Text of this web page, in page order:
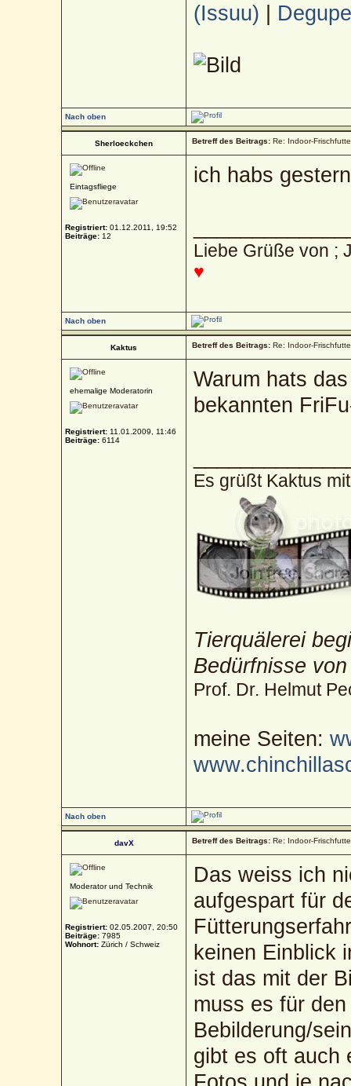
(Issuu)
Nach oben
Sherloeckchen Betreff des Beitrags: Re: Indoor-
Eintagsfliege
Registriert: 01.12.2011, 19:52
Beiträge: 12
ich habs
Liebe Grüße von ;
♥
Nach oben
Kaktus Betreff des Beitrags: Re: Indoor-
ehemalige Moderatorin
Registriert: 11.01.2009, 11:46
Beiträge: 6114
Warum hats
bekannten
Es grüßt Kaktus
Tierquälerei
Bedürfnisse
Prof. Dr. Helmut
meine Seiten:
Nach oben
davX Betreff des Beitrags: Re: Indoor-
Moderator und Technik
Registriert: 02.05.2007, 20:50
Beiträge: 7985
Wohnort: Zürich / Schweiz
Das weiss ich
aufgespart für
keinen Einblick
ist das mit der
muss es für
Bebilderung/
gibt es oft auch